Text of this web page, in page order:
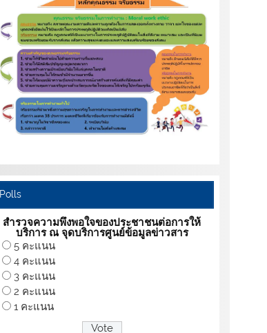
Polls
สำรวจความพึงพอใจของประชาชนต่อการให้
บริการ ณ จุดบริการศูนย์ข้อมูลข่าวสาร
5 คะแนน
4 คะแนน
3 คะแนน
2 คะแนน
1 คะแนน